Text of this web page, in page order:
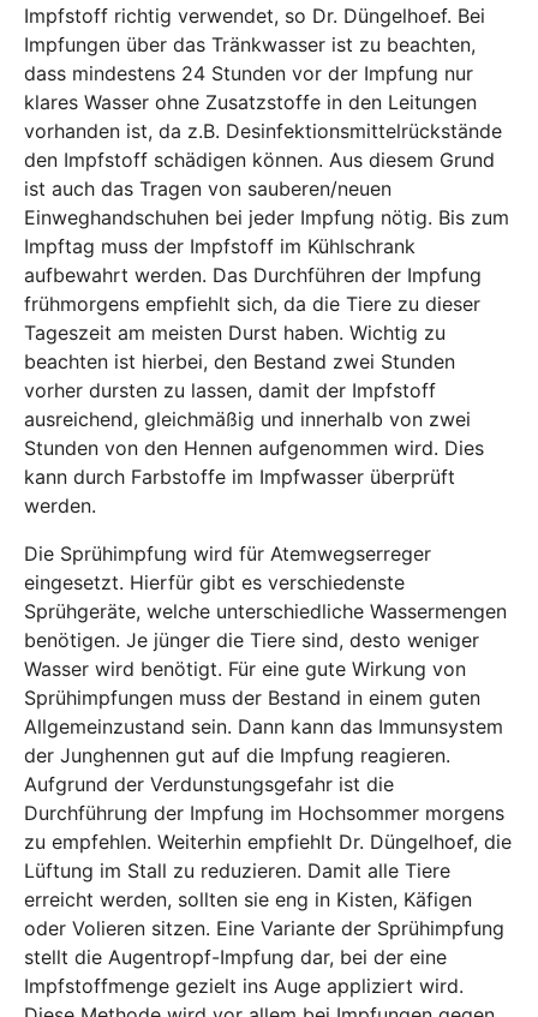
Impfstoff richtig verwendet, so Dr. Düngelhoef. Bei
Impfungen über das Tränkwasser ist zu beachten,
dass mindestens 24 Stunden vor der Impfung nur
klares Wasser ohne Zusatzstoffe in den Leitungen
vorhanden ist, da z.B. Desinfektionsmittelrückstände
den Impfstoff schädigen können. Aus diesem Grund
ist auch das Tragen von sauberen/neuen
Einweghandschuhen bei jeder Impfung nötig. Bis zum
Impftag muss der Impfstoff im Kühlschrank
aufbewahrt werden. Das Durchführen der Impfung
frühmorgens empfiehlt sich, da die Tiere zu dieser
Tageszeit am meisten Durst haben. Wichtig zu
beachten ist hierbei, den Bestand zwei Stunden
vorher dursten zu lassen, damit der Impfstoff
ausreichend, gleichmäßig und innerhalb von zwei
Stunden von den Hennen aufgenommen wird. Dies
kann durch Farbstoffe im Impfwasser überprüft
werden.
Die Sprühimpfung wird für Atemwegserreger
eingesetzt. Hierfür gibt es verschiedenste
Sprühgeräte, welche unterschiedliche Wassermengen
benötigen. Je jünger die Tiere sind, desto weniger
Wasser wird benötigt. Für eine gute Wirkung von
Sprühimpfungen muss der Bestand in einem guten
Allgemeinzustand sein. Dann kann das Immunsystem
der Junghennen gut auf die Impfung reagieren.
Aufgrund der Verdunstungsgefahr ist die
Durchführung der Impfung im Hochsommer morgens
zu empfehlen. Weiterhin empfiehlt Dr. Düngelhoef, die
Lüftung im Stall zu reduzieren. Damit alle Tiere
erreicht werden, sollten sie eng in Kisten, Käfigen
oder Volieren sitzen. Eine Variante der Sprühimpfung
stellt die Augentropf-Impfung dar, bei der eine
Impfstoffmenge gezielt ins Auge appliziert wird.